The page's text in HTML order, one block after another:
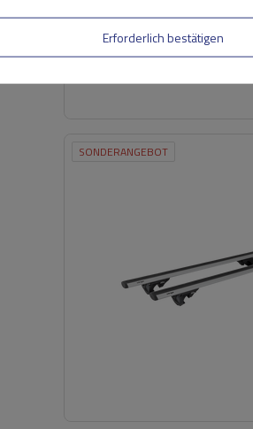
SONDERANGEBOT
Erforderlich bestätigen